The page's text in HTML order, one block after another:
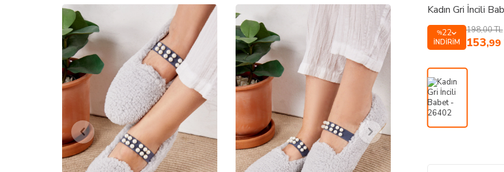
Kadın Gri İncili
%22
İNDIRIM
198,00TL
153,99